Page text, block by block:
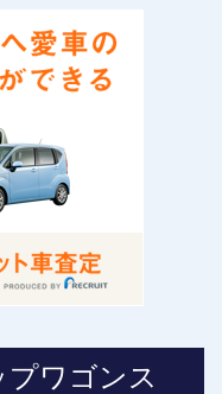
プワゴンス